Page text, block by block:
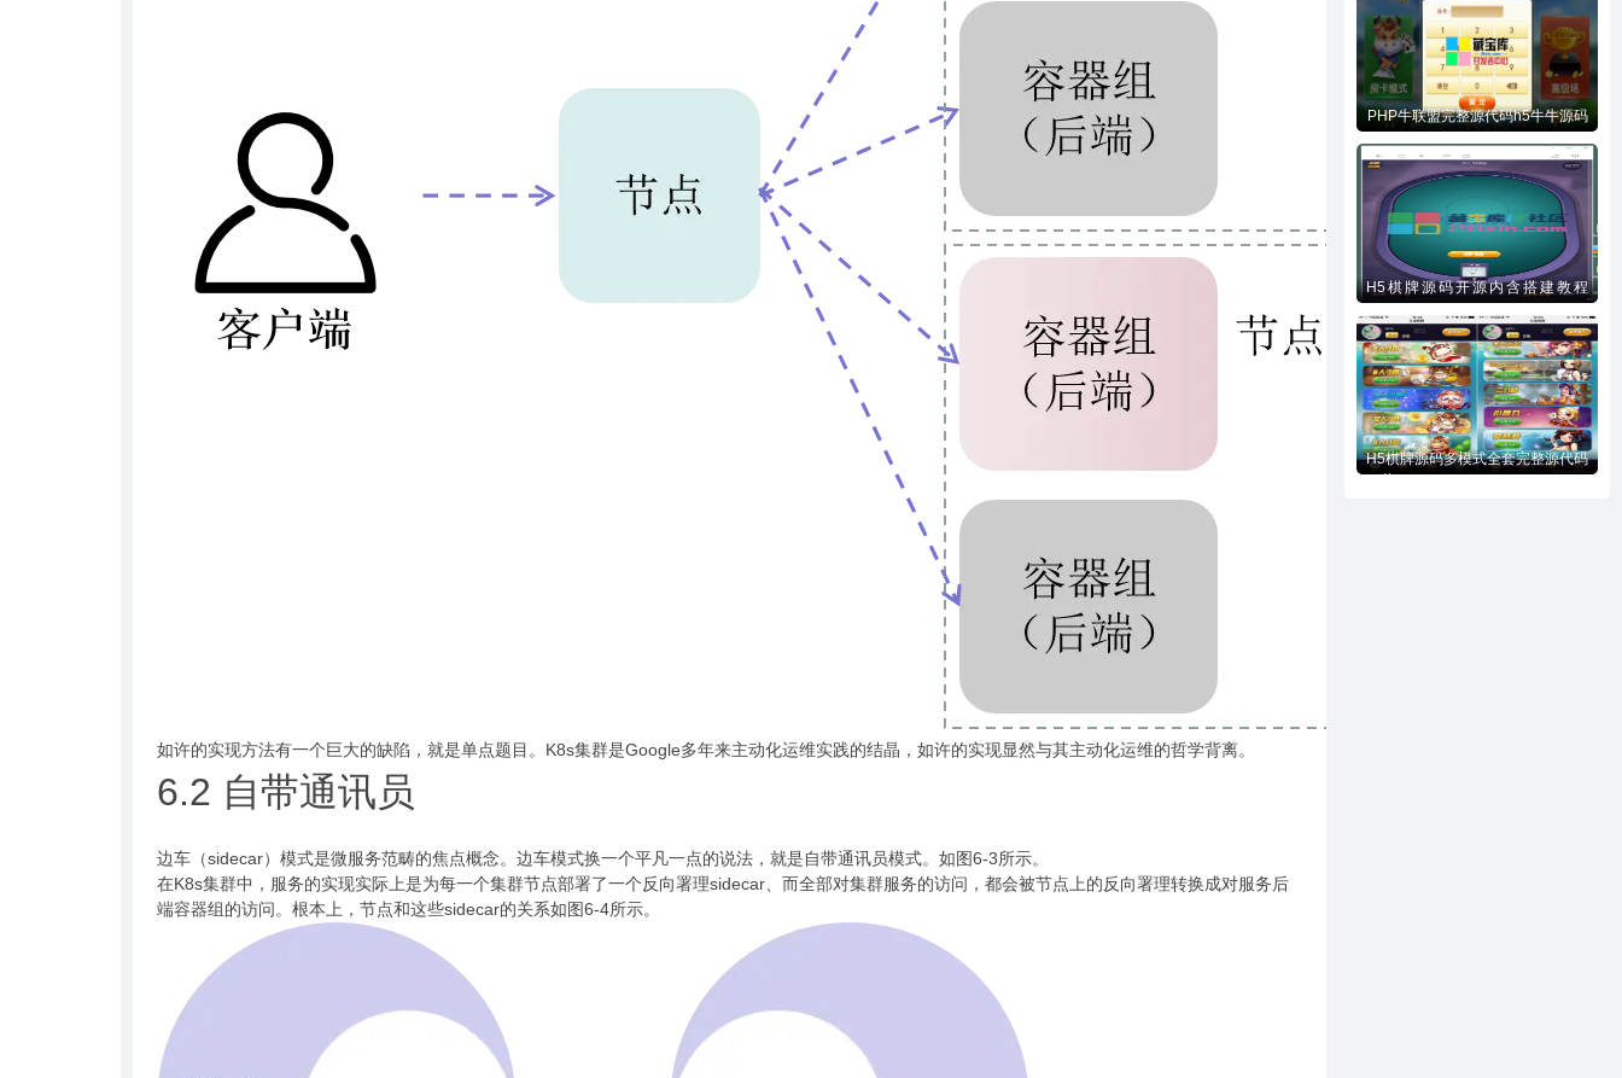
如许的实现方法有一个巨大的缺陷，就是单点题目。K8s集群是Google多年来主动化运维实践的结晶，如许的实现显然与其主动化运维的哲学背离。
6.2 自带通讯员
边车（sidecar）模式是微服务范畴的焦点概念。边车模式换一个平凡一点的说法，就是自带通讯员模式。如图6-3所示。
在K8s集群中，服务的实现实际上是为每一个集群节点部署了一个反向署理sidecar、而全部对集群服务的访问，都会被节点上的反向署理转换成对服务后
端容器组的访问。根本上，节点和这些sidecar的关系如图6-4所示。
PHP牛联盟完整源代码h5牛牛源码
H5棋牌源码开源内含搭建教程
H5棋牌源码多模式全套完整源代码